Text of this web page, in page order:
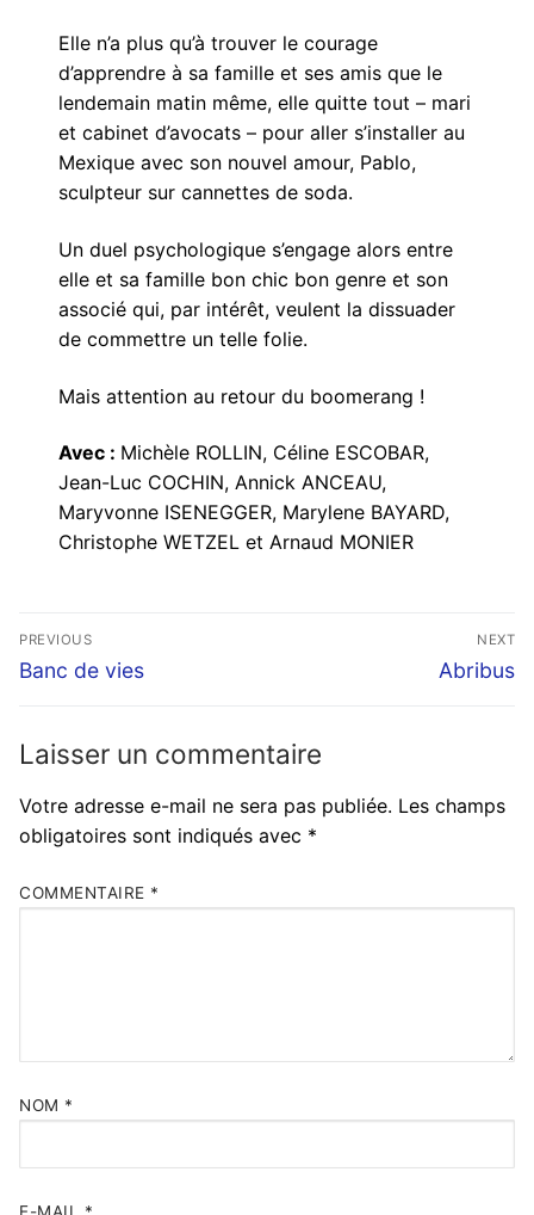
Elle n’a plus qu’à trouver le courage
d’apprendre à sa famille et ses amis que le
lendemain matin même, elle quitte tout – mari
et cabinet d’avocats – pour aller s’installer au
Mexique avec son nouvel amour, Pablo,
sculpteur sur cannettes de soda.
Un duel psychologique s’engage alors entre
elle et sa famille bon chic bon genre et son
associé qui, par intérêt, veulent la dissuader
de commettre un telle folie.
Mais attention au retour du boomerang !
Avec : Michèle ROLLIN, Céline ESCOBAR,
Jean-Luc COCHIN, Annick ANCEAU,
Maryvonne ISENEGGER, Marylene BAYARD,
Christophe WETZEL et Arnaud MONIER
Navigation
de
PREVIOUS
Previous
Banc de vies
NEXT
Next
Abribus
Laisser un commentaire
Votre adresse e-mail ne sera pas publiée. Les champs
obligatoires sont indiqués avec *
COMMENTAIRE *
NOM *